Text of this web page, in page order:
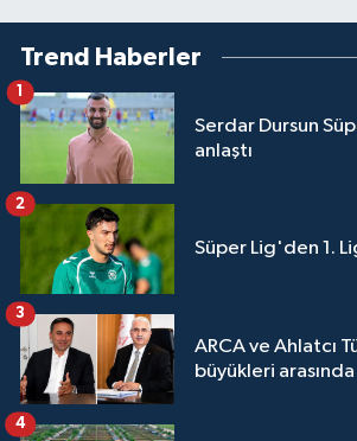
Trend Haberler
Serdar Dursun
anlaştı
Süper Lig'den 1.
2
ARCA ve Ahlatcı
büyükleri arasında
3
4